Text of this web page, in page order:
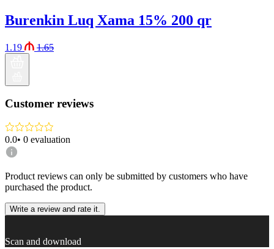
Burenkin Luq Xama 15% 200 qr
1.19 1.65
Customer reviews
0.0• 0 evaluation
Product reviews can only be submitted by customers who have
purchased the product.
Write a review and rate it.
Scan and download